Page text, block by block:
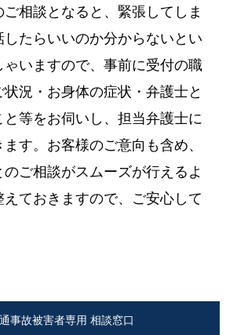
相談となると、緊張してしま
したらいいのか分からないとい
ゃいますので、事前に受付の職
状況・お身体の症状・弁護士と
と等をお伺いし、担当弁護士に
す。お客様のご意向も含め、
ご相談がスムーズが行えるよ
えておきますので、ご安心して
事故被害者専用 相談窓口